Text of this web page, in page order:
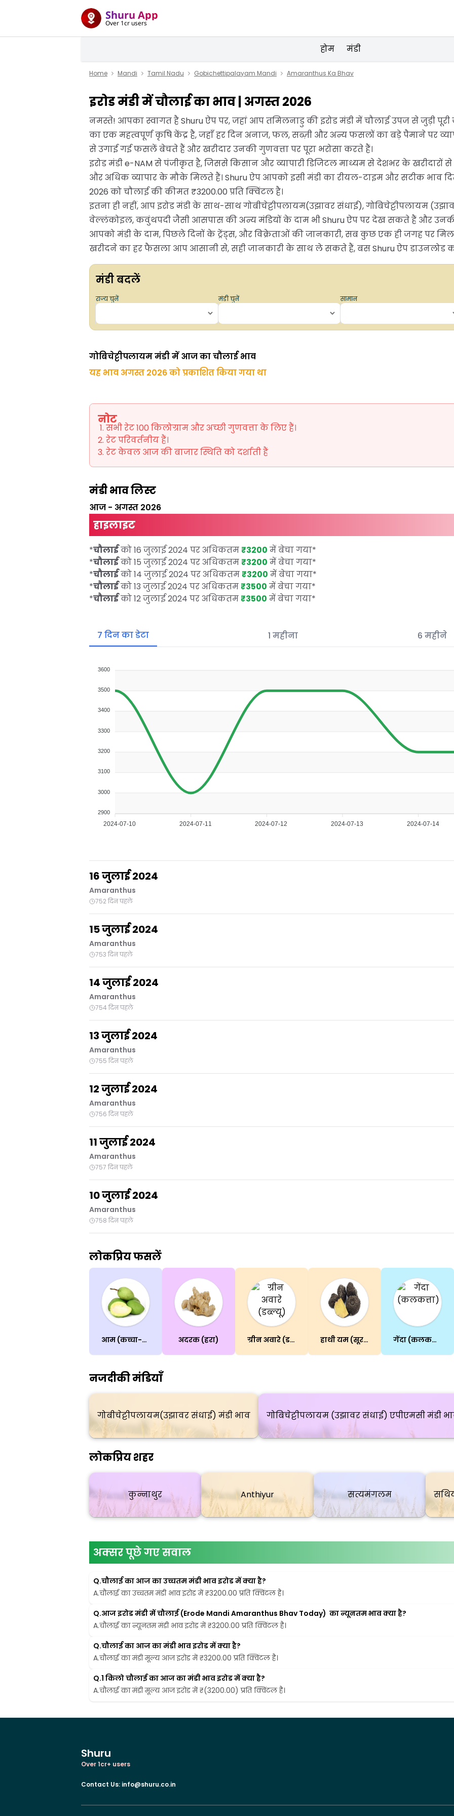
Shuru App
Over 1cr users
होम मंडी
Home Mandi Tamil Nadu Gobichettipalayam Mandi Amaranthus Ka Bhav
इरोड मंडी में चौलाई का भाव | अगस्त 2026
नमस्ते! आपका स्वागत है Shuru ऐप पर, जहां आप तमिलनाडु की इरोड मंडी में चौलाई उपज से जुड़ी पूरी
का एक महत्वपूर्ण कृषि केंद्र है, जहाँ हर दिन अनाज, फल, सब्ज़ी और अन्य फसलों का बड़े पैमाने पर
से उगाई गई फसलें बेचते हैं और खरीदार उनकी गुणवत्ता पर पूरा भरोसा करते हैं।
इरोड मंडी e-NAM से पंजीकृत है, जिससे किसान और व्यापारी डिजिटल माध्यम से देशभर के खरीदारों
और अधिक व्यापार के मौके मिलते हैं। Shuru ऐप आपको इसी मंडी का रीयल-टाइम और सटीक भाव
2026 को चौलाई की कीमत ₹3200.00 प्रति क्विंटल है।
इतना ही नहीं, आप इरोड मंडी के साथ-साथ गोबीचेट्टीपलायम(उझावर संधाई), गोबिचेट्टीपलायम
वेल्लंकोइल, कवुंथपदी जैसी आसपास की अन्य मंडियों के दाम भी Shuru ऐप पर देख सकते हैं और
आपको मंडी के दाम, पिछले दिनों के ट्रेंड्स, और विक्रेताओं की जानकारी, सब कुछ एक ही जगह पर
खरीदने का हर फैसला आप आसानी से, सही जानकारी के साथ ले सकते हैं, बस Shuru ऐप डाउनलोड
मंडी बदलें
राज्य चुनें मंडी चुनें सामान
गोबिचेट्टीपलायम मंडी में आज का चौलाई भाव
यह भाव अगस्त 2026 को प्रकाशित किया गया था
नोट
सभी रेट 100 किलोग्राम और अच्छी गुणवत्ता के लिए हैं।
रेट परिवर्तनीय हैं।
रेट केवल आज की बाजार स्थिति को दर्शाती हैं
मंडी भाव लिस्ट
आज - अगस्त 2026
हाइलाइट
*चौलाईको 16 जुलाई 2024 पर अधिकतम ₹3200 में बेचा गया*
*चौलाईको 15 जुलाई 2024 पर अधिकतम ₹3200 में बेचा गया*
*चौलाईको 14 जुलाई 2024 पर अधिकतम ₹3200 में बेचा गया*
*चौलाईको 13 जुलाई 2024 पर अधिकतम ₹3500 में बेचा गया*
*चौलाईको 12 जुलाई 2024 पर अधिकतम ₹3500 में बेचा गया*
7 दिन का डेटा 1 महीना 6 महीने
3600
3500
3400
3300
3200
3100
3000
2900
2024-07-10 2024-07-11 2024-07-12 2024-07-13 2024-07-14
16 जुलाई 2024
Amaranthus
752 दिन पहले
15 जुलाई 2024
Amaranthus
753 दिन पहले
14 जुलाई 2024
Amaranthus
754 दिन पहले
13 जुलाई 2024
Amaranthus
755 दिन पहले
12 जुलाई 2024
Amaranthus
756 दिन पहले
11 जुलाई 2024
Amaranthus
757 दिन पहले
10 जुलाई 2024
Amaranthus
758 दिन पहले
लोकप्रिय फसलें
आम (कच्चा-पका) अदरक (हरा) ग्रीन अवारे (डब्ल्यू) हाथी यम (सूरन) गेंदा (कलकत्ता)
नजदीकी मंडियाँ
गोबीचेट्टीपलायम(उझावर संधाई) मंडी भाव गोबिचेट्टीपलायम (उझावर संधाई) एपीएमसी मंडी
लोकप्रिय शहर
कुन्नाथुर Anthiyur सत्यमंगलम
अक्सर पूछे गए सवाल
Q.चौलाई का आज का उच्चतम मंडी भाव इरोड में क्या है?
A.चौलाई का उच्चतम मंडी भाव इरोड में ₹3200.00 प्रति क्विंटल है।
Q.आज इरोड मंडी में चौलाई (Erode Mandi Amaranthus Bhav Today)  का न्यूनतम भाव क्या है?
A.चौलाई का न्यूनतम मंडी भाव इरोड में ₹3200.00 प्रति क्विंटल है।
Q.चौलाई का आज का मंडी भाव इरोड में क्या है?
A.चौलाई का मंडी मूल्य आज इरोड में ₹3200.00 प्रति क्विंटल है।
Q.1 किलो चौलाई का आज का मंडी भाव इरोड में क्या है?
A.चौलाई का मंडी मूल्य आज इरोड में ₹(3200.00) प्रति क्विंटल है।
Shuru
Over 1cr+ users
Contact Us: info@shuru.co.in